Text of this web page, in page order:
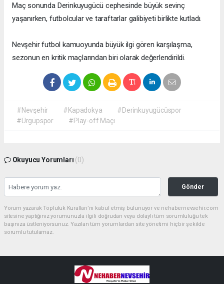
Maç sonunda Derinkuyugücü cephesinde büyük sevinç
yaşanırken, futbolcular ve taraftarlar galibiyeti birlikte kutladı.
Nevşehir futbol kamuoyunda büyük ilgi gören karşılaşma,
sezonun en kritik maçlarından biri olarak değerlendirildi.
#Nevşehir #Kapadokya
#Derinkuyugücüspor
#Ürgüpspor
#Play-off Maçı
Okuyucu Yorumları (0)
Gönder
Yorum yazarak Topluluk Kuralları’nı kabul etmiş bulunuyor ve nehabernevsehir.com
sitesine yaptığınız yorumunuzla ilgili doğrudan veya dolaylı tüm sorumluluğu tek
başınıza üstleniyorsunuz. Yazılan tüm yorumlardan site yönetimi hiçbir şekilde
sorumlu tutulamaz.